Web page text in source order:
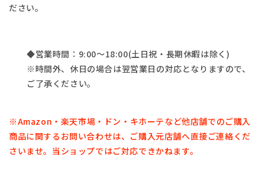
ださい。
◆営業時間：9:00～18:00(土日祝・長期休暇は除く)
※時間外、休日の場合は翌営業日の対応となりますので、
ご了承ください。
※Amazon・楽天市場・ ドン・キホーテなど他店舗でのご購入
商品に関するお問い合わせは、 ご購入元店舗へ直接ご連絡くだ
さいませ。 当ショップではご対応できかねます。